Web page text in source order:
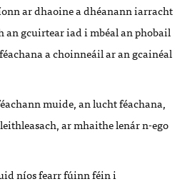
ar dhaoine a dhéanann iarracht
gcuirtear iad i mbéal an phobail
a choinneáil ar an gcainéal
muide, an lucht féachana,
ar mhaithe lenár n-ego
níos fearr fúinn féin i